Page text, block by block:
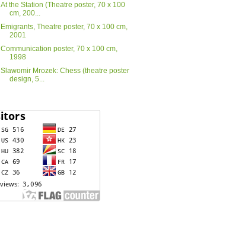
At the Station (Theatre poster, 70 x 100
cm, 200...
Emigrants, Theatre poster, 70 x 100 cm,
2001
Communication poster, 70 x 100 cm,
1998
Slawomir Mrozek: Chess (theatre poster
design, 5...